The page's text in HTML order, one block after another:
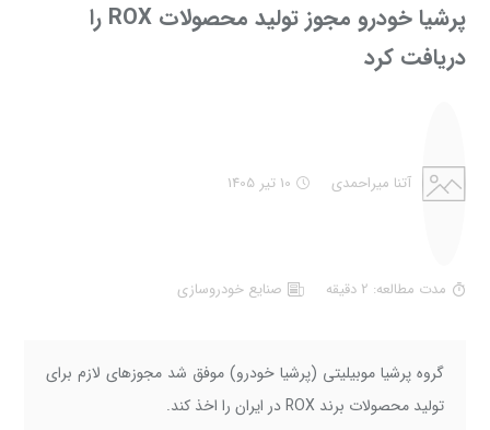
پرشیا خودرو مجوز تولید محصولات ROX را
دریافت کرد
مدت مطالعه: 2 دقیقه
تولید محصولات برند ROX در ایران را اخذ کند.